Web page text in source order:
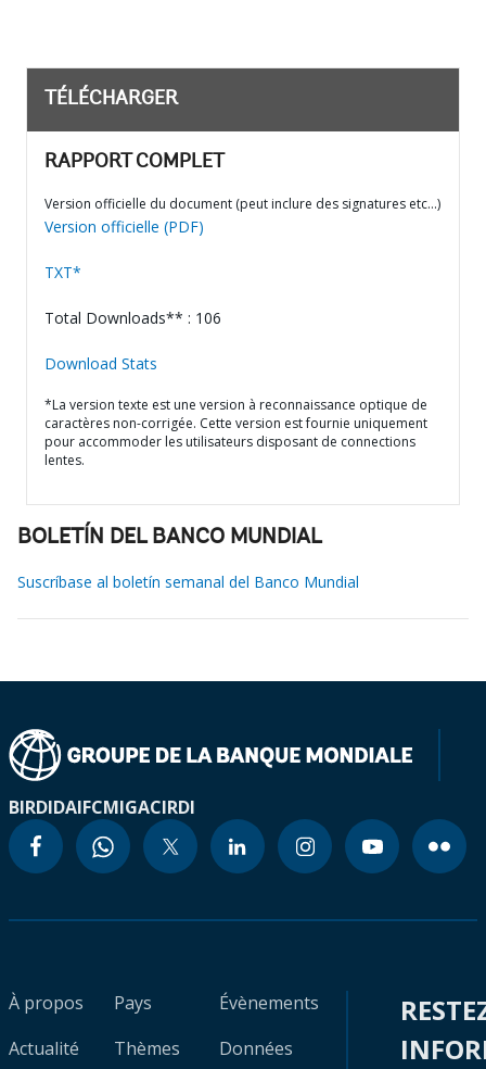
TÉLÉCHARGER
RAPPORT COMPLET
Version officielle du document (peut inclure des signatures etc…)
Version officielle (PDF)
TXT*
Total Downloads** : 106
Download Stats
*La version texte est une version à reconnaissance optique de
caractères non-corrigée. Cette version est fournie uniquement
pour accommoder les utilisateurs disposant de connections
lentes.
BOLETÍN DEL BANCO MUNDIAL
Suscríbase al boletín semanal del Banco Mundial
BIRDIDAIFCMIGACIRDI
À propos
Actualité
Pays
Thèmes
Évènements
Données